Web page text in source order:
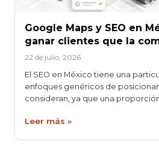
Google Maps y SEO en
ganar clientes que la
22 de julio, 2026
El SEO en México tiene una
enfoques genéricos de
consideran, ya que una
Leer más »